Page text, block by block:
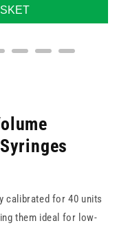
calibrated for 40 units
them ideal for low-
precision. Their fine-